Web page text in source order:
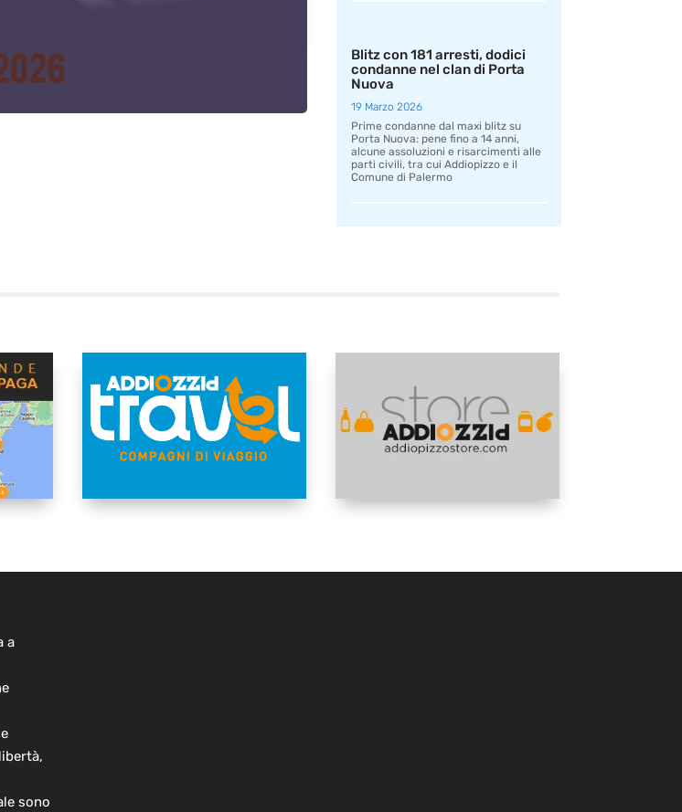
Blitz con 181 arresti, dodici
condanne nel clan di Porta
Nuova
19 Marzo 2026
Prime condanne dal maxi blitz su
Porta Nuova: pene fino a 14 anni,
alcune assoluzioni e risarcimenti alle
parti civili, tra cui Addiopizzo e il
Comune di Palermo
a
sono